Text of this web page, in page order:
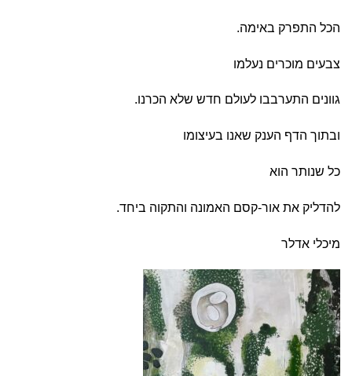
הכל התפרק באימה.
צבעים מוכרים נעלמו
גוונים התערבבו לעולם חדש שלא הכרנו.
ובתוך הדף הענק שאנו בעיצומו
כל שנותר הוא
להדליק את אור-קסם האמונה והתקוה ביחד.
מיכלי אדלר